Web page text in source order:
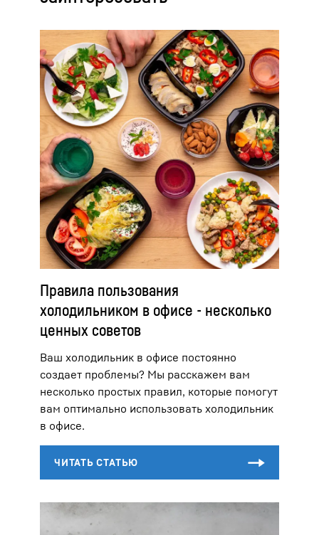
Правила пользования
холодильником в офисе - несколько
ценных советов
Ваш холодильник в офисе постоянно
создает проблемы? Мы расскажем вам
несколько простых правил, которые помогут
вам оптимально использовать холодильник
в офисе.